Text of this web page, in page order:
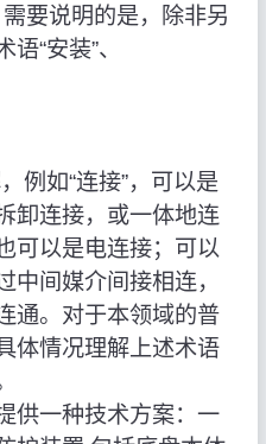
要说明的是，除非另
“安装”、
例如“连接”，可以是
卸连接，或一体地连
可以是电连接；可以
中间媒介间接相连，
通。对于本领域的普
体情况理解上述术语
供一种技术方案：一